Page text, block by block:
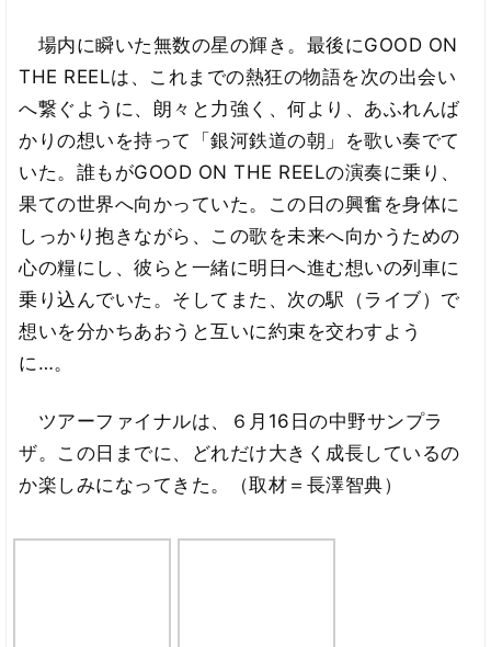
場内に瞬いた無数の星の輝き。最後にGOOD ON
THE REELは、これまでの熱狂の物語を次の出会い
へ繋ぐように、朗々と力強く、何より、あふれんば
かりの想いを持って「銀河鉄道の朝」を歌い奏でて
いた。誰もがGOOD ON THE REELの演奏に乗り、
果ての世界へ向かっていた。この日の興奮を身体に
しっかり抱きながら、この歌を未来へ向かうための
心の糧にし、彼らと一緒に明日へ進む想いの列車に
乗り込んでいた。そしてまた、次の駅（ライブ）で
想いを分かちあおうと互いに約束を交わすよう
に…。
ツアーファイナルは、６月16日の中野サンプラ
ザ。この日までに、どれだけ大きく成長しているの
か楽しみになってきた。（取材＝長澤智典）